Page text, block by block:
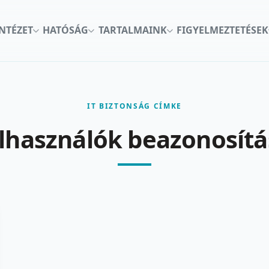
HATÓSÁG TARTALMAINK FIGYELMEZTETÉSEK
IT BIZTONSÁG CÍMKE